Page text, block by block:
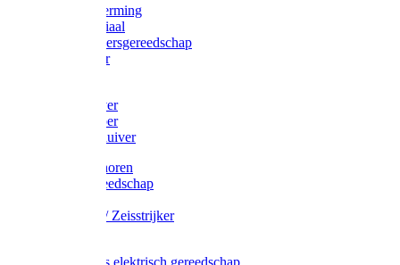
Kniebescherming
Afzetmateriaal
Stratenmakersgereedschap
Straathamer
Mestschuiver
Mestschraper
Sneeuwschuiver
Zeis toebehoren
Baggergereedschap
Wetstenen / Zeisstrijker
Accessoires elektrisch gereedschap